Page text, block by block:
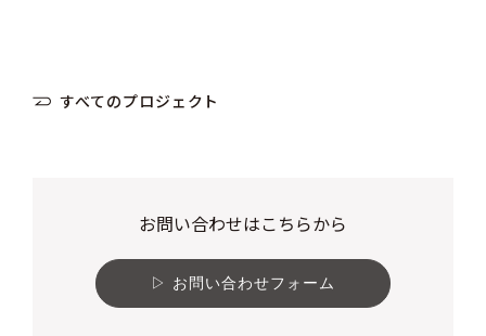
すべてのプロジェクト
お問い合わせはこちらから
お問い合わせフォーム